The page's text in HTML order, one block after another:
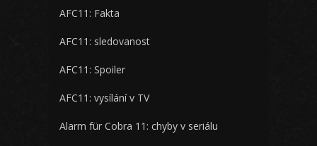
AFC11: Fakta
AFC11: sledovanost
AFC11: Spoiler
AFC11: vysílání v TV
Alarm für Cobra 11: chyby v seriálu